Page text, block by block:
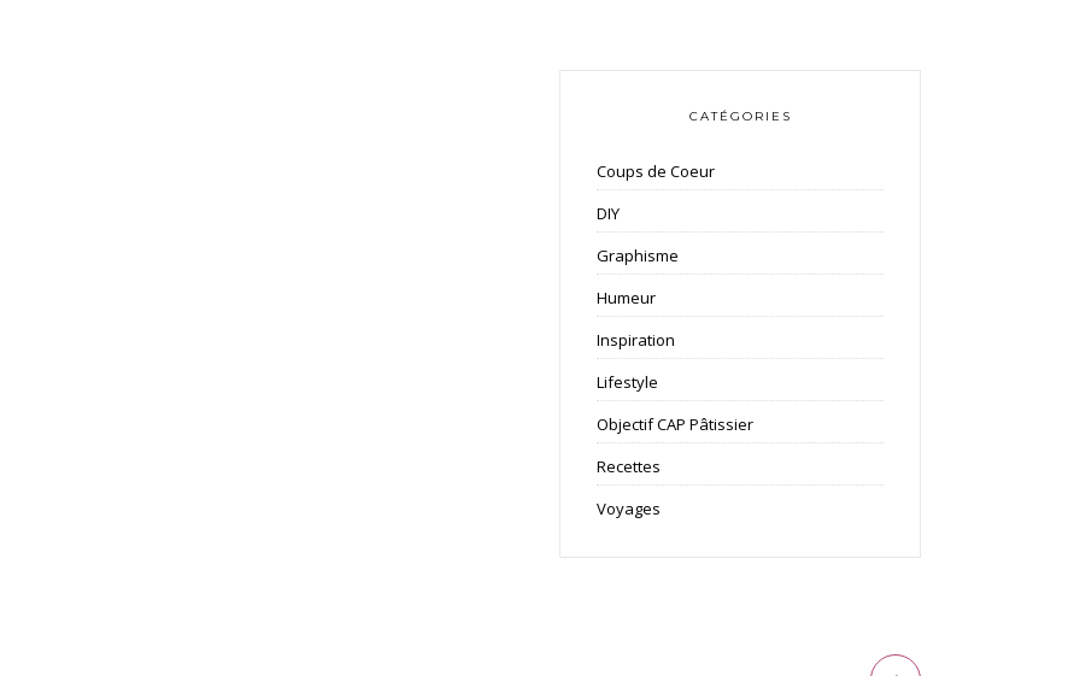
CATÉGORIES
Coups de Coeur
DIY
Graphisme
Humeur
Inspiration
Lifestyle
Objectif CAP Pâtissier
Recettes
Voyages